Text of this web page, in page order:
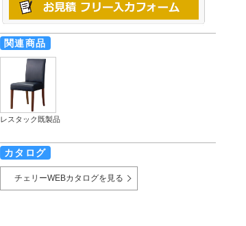
関連商品
レスタック既製品
カタログ
チェリーWEBカタログを見る